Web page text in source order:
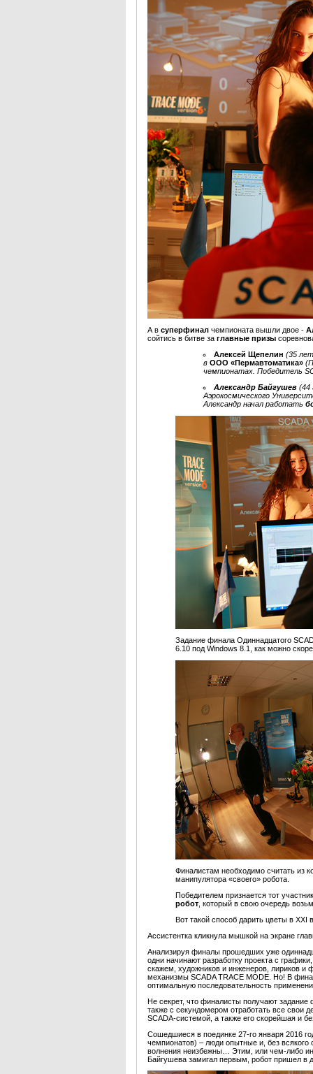
А в суперфинал чемпионата вышли двое -
сойтись в битве за главные призы
Алексей Щепелин (35
в ООО «Пермавтоматика»
чемпионатах. Победитель
Александр Байгушев (44
Аэрокосмического
Александр начал работать
Задание финала Одиннадцатого
6.10 под Windows 8.1, как можно
Финалистам необходимо считать из
манипулятора «своего» робота.
Победителем признается тот
робот , который в свою очередь
Вот такой способ дарить цветы в XХI
Ассистентка кликнула мышкой на экране
Анализируя финалы прошедших уже
одни начинают разработку проекта с
скажем, художников и инженеров, лириков и
механизмы SCADA TRACE MODE. Но! В
оптимальную последовательность
Не секрет, что финалисты получают
также с секундомером отработать все свои
SCADA-системой, а также его скорейшая и
Сошедшиеся в поединке 27-го января 2016
чемпионатов) – люди опытные и, без
волнения неизбежны… Этим, или чем-либо
Байгушева замигал первым, робот пришел в